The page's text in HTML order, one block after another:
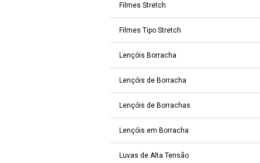
Filmes Stretch
Filmes Tipo Stretch
Lençóis Borracha
Lençóis de Borracha
Lençóis de Borrachas
Lençóis em Borracha
Luvas de Alta Tensão